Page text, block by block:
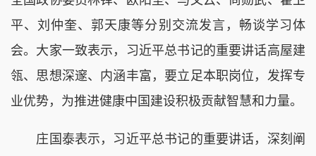
平、刘仲奎、郭天康等分别交流发言，畅谈学习体
会。大家一致表示，习近平总书记的重要讲话高屋建
瓴、思想深邃、内涵丰富，要立足本职岗位，发挥专
业优势，为推进健康中国建设积极贡献智慧和力量。
庄国泰表示，习近平总书记的重要讲话，深刻阐